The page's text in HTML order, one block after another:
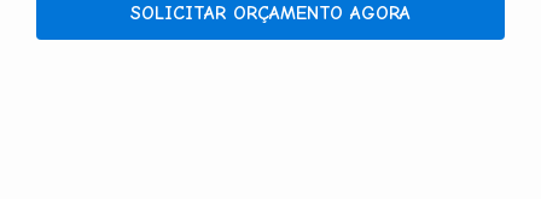
SOLICITAR ORÇAMENTO AGORA